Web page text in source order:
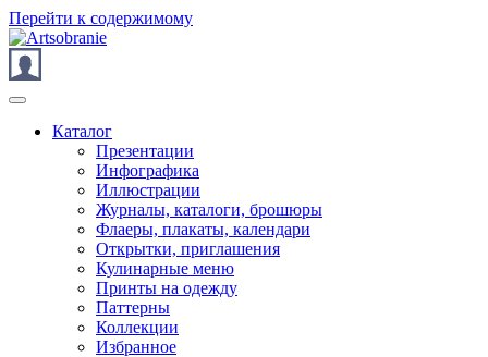
Перейти к содержимому
Каталог
Презентации
Инфографика
Иллюстрации
Журналы, каталоги, брошюры
Флаеры, плакаты, календари
Открытки, приглашения
Кулинарные меню
Принты на одежду
Паттерны
Коллекции
Избранное